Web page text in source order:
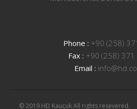
Phone : +90 (258)
Fax : +90 (258)
Email :
© 2019 HD Kauçuk All rights resevered.